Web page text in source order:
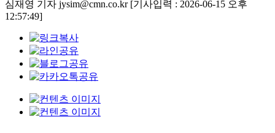
심재영 기자 jysim@cmn.co.kr [기사입력 : 2026-06-15 오후
12:57:49]